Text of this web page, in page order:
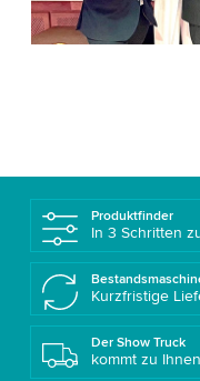
Produktfinder
In 3 Schritten
Kurzfristige
Der Show Truck
kommt zu